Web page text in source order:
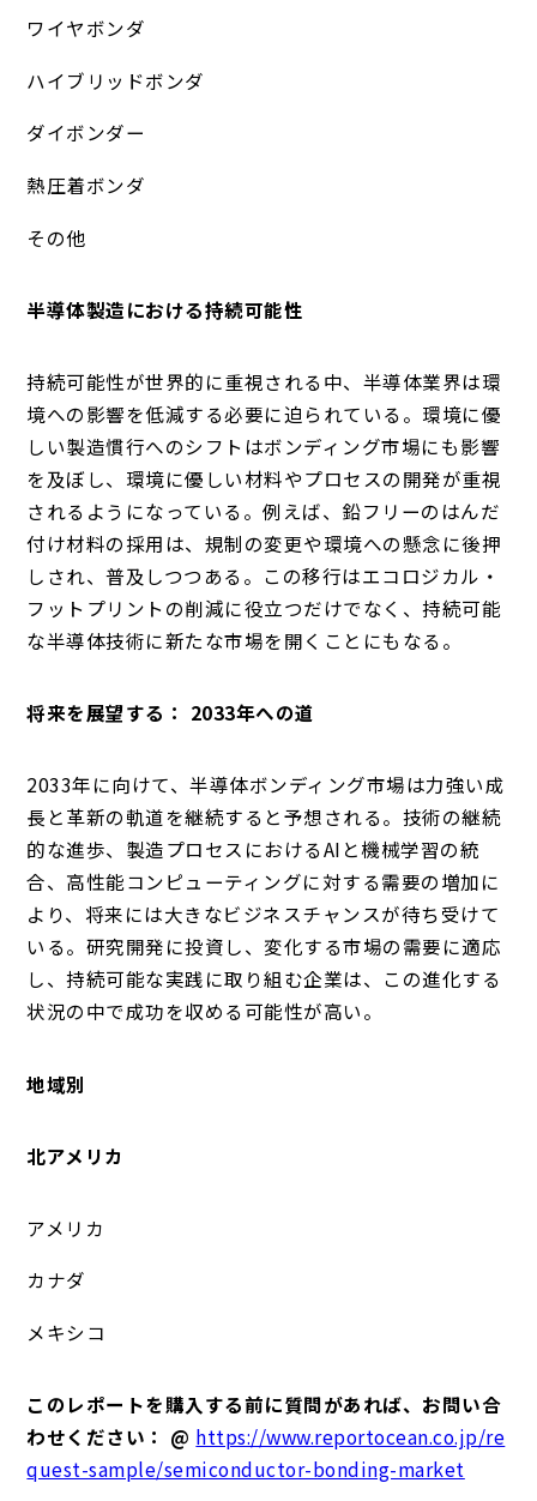
ワイヤボンダ
ハイブリッドボンダ
ダイボンダー
熱圧着ボンダ
その他
半導体製造における持続可能性
持続可能性が世界的に重視される中、半導体業界は環
境への影響を低減する必要に迫られている。環境に優
しい製造慣行へのシフトはボンディング市場にも影響
を及ぼし、環境に優しい材料やプロセスの開発が重視
されるようになっている。例えば、鉛フリーのはんだ
付け材料の採用は、規制の変更や環境への懸念に後押
しされ、普及しつつある。この移行はエコロジカル・
フットプリントの削減に役立つだけでなく、持続可能
な半導体技術に新たな市場を開くことにもなる。
将来を展望する： 2033年への道
2033年に向けて、半導体ボンディング市場は力強い成
長と革新の軌道を継続すると予想される。技術の継続
的な進歩、製造プロセスにおけるAIと機械学習の統
合、高性能コンピューティングに対する需要の増加に
より、将来には大きなビジネスチャンスが待ち受けて
いる。研究開発に投資し、変化する市場の需要に適応
し、持続可能な実践に取り組む企業は、この進化する
状況の中で成功を収める可能性が高い。
地域別
北アメリカ
アメリカ
カナダ
メキシコ
このレポートを購入する前に質問があれば、お問い合
わせください： @ https://www.reportocean.co.jp/re
quest-sample/semiconductor-bonding-market